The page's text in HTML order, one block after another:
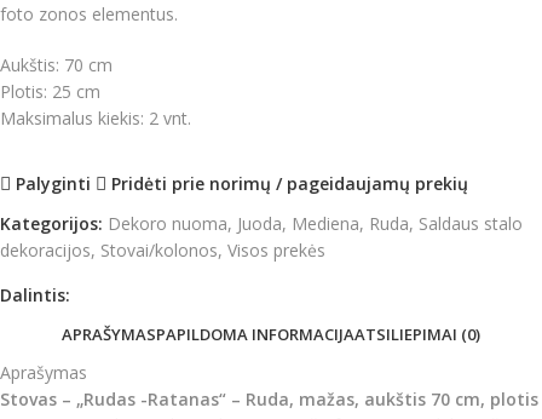
foto zonos elementus.
Aukštis: 70 cm
Plotis: 25 cm
Maksimalus kiekis: 2 vnt.
Palyginti
Pridėti prie norimų / pageidaujamų prekių
Kategorijos: Dekoro nuoma, Juoda, Mediena, Ruda, Saldaus stalo
dekoracijos, Stovai/kolonos, Visos prekės
Dalintis:
APRAŠYMASPAPILDOMA INFORMACIJAATSILIEPIMAI (0)
Aprašymas
Stovas – „Rudas -Ratanas“ – Ruda, mažas, aukštis 70 cm, plotis